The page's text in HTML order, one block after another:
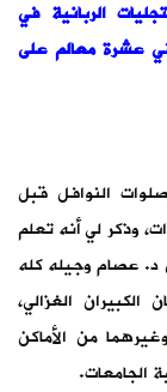
الربانية في
عشرة معالم على
النوافل قبل
وذكر لي أنه تعلم
د. عصام وجيله كله
الغزالي،
من الأماكن
الجامعات.